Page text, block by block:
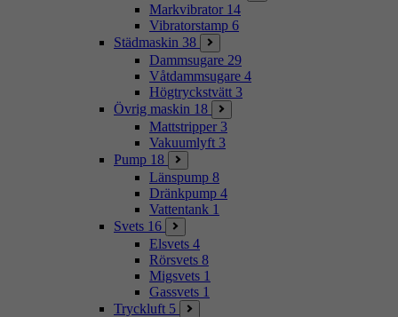
Markvibrator 14
Vibratorstamp 6
Städmaskin 38
Dammsugare 29
Våtdammsugare 4
Högtryckstvätt 3
Övrig maskin 18
Mattstripper 3
Vakuumlyft 3
Pump 18
Länspump 8
Dränkpump 4
Vattentank 1
Svets 16
Elsvets 4
Rörsvets 8
Migsvets 1
Gassvets 1
Tryckluft 5